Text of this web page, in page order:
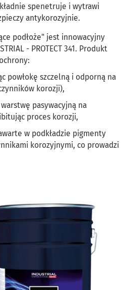
spenetruje i wytrawi
antykorozyjnie.
podłoże" jest innowacyjny
- PROTECT 341. Produkt
powłokę szczelną i odporną na
korozji),
pasywacyjną na
proces korozji,
w podkładzie pigmenty
korozyjnymi, co prowadzi